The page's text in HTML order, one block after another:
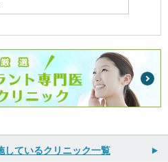
しているクリニック一覧